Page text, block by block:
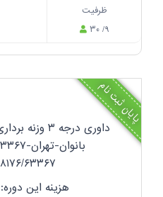
ظرفیت
۳۰ /۹
پایان ثبت نام
بانوان-
هزینه این دوره: ۱۲,۰۰۰,۰۰۰